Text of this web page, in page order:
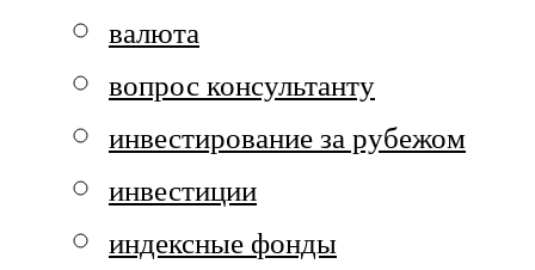
валюта
вопрос консультанту
инвестирование за рубежом
инвестиции
индексные фонды